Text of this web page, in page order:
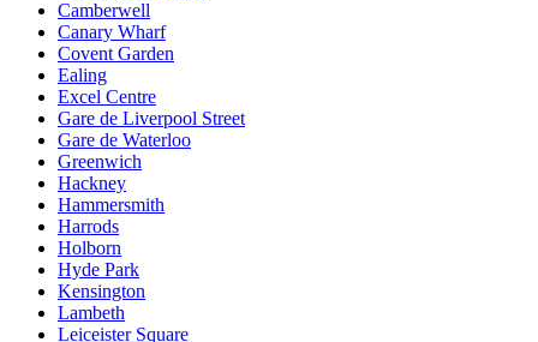
Camberwell
Canary Wharf
Covent Garden
Ealing
Excel Centre
Gare de Liverpool Street
Gare de Waterloo
Greenwich
Hackney
Hammersmith
Harrods
Holborn
Hyde Park
Kensington
Lambeth
Leiceister Square